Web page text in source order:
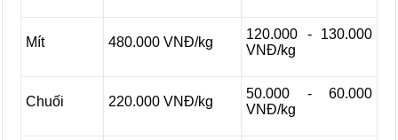
Mít 480.000 VNĐ/kg
120.000 - 130.000
VNĐ/kg
Chuối 220.000 VNĐ/kg
50.000 - 60.000
VNĐ/kg